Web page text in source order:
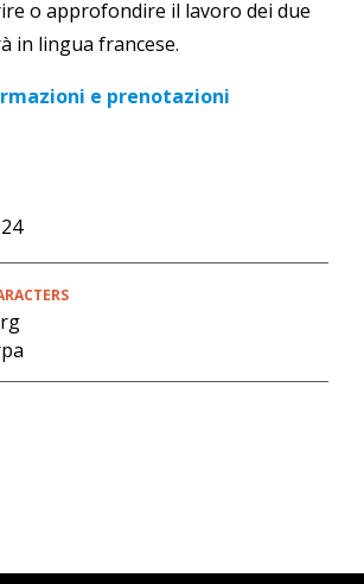
o approfondire il lavoro dei due
in lingua francese.
e prenotazioni